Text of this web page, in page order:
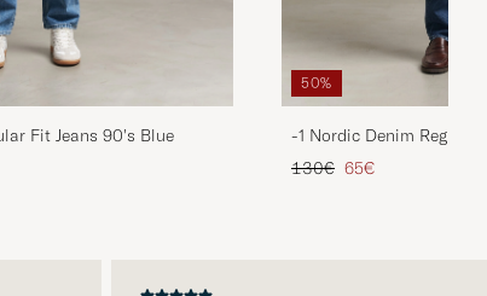
Fit Jeans 90's Blue
50%
-1 Nordic Denim Regular
Prezzo ordinario
130€ Prezzo ridotto
65€